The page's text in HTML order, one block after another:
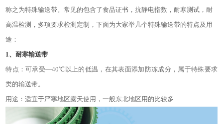
称之为特殊输送带。常见的包含了食品证书，抗静电指数，耐寒测试，耐
高温检测，多项要求检测定制，下面为大家举几个特殊输送带的特点及用
途：
1、耐寒输送带
特点：可承受—40℃以上的低温，在其表面添加防冻成分，属于特殊要求
类的输送带。
用途：适宜于严寒地区露天使用，一般东北地区用的比较多